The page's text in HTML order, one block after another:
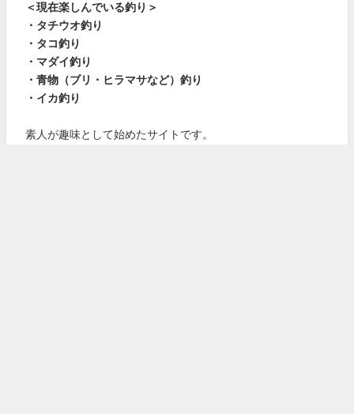
＜現在楽しんでいる釣り＞
・タチウオ釣り
・タコ釣り
・マダイ釣り
・青物（ブリ・ヒラマサなど）釣り
・イカ釣り
素人が趣味として始めたサイトです。